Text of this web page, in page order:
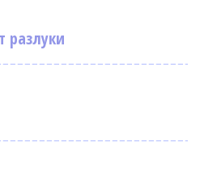
разлуки